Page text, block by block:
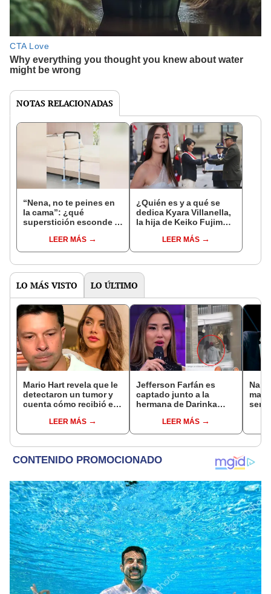
NOTAS RELACIONADAS
“Nena, no te peines en
la cama”: ¿qué
superstición esconde la
Enanitos Verdes?
LEER MÁS
¿Quién es y a qué se
dedica Kyara Villanella,
la hija de Keiko Fujimori
nivel nacional?
LEER MÁS
LO MÁS VISTO LO ÚLTIMO
Mario Hart revela que le
detectaron un tumor y
cuenta cómo recibió el
muy fuertes..."
LEER MÁS
Jefferson Farfán es
captado junto a la
hermana de Darinka
Kanashiro trabajaba: “Él
tiene sus…”
LEER MÁS